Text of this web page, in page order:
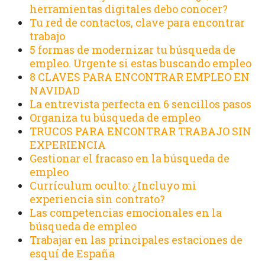
herramientas digitales debo conocer?
Tu red de contactos, clave para encontrar
trabajo
5 formas de modernizar tu búsqueda de
empleo. Urgente si estas buscando empleo
8 CLAVES PARA ENCONTRAR EMPLEO EN
NAVIDAD
La entrevista perfecta en 6 sencillos pasos
Organiza tu búsqueda de empleo
TRUCOS PARA ENCONTRAR TRABAJO SIN
EXPERIENCIA
Gestionar el fracaso en la búsqueda de
empleo
Currículum oculto: ¿Incluyo mi
experiencia sin contrato?
Las competencias emocionales en la
búsqueda de empleo
Trabajar en las principales estaciones de
esquí de España